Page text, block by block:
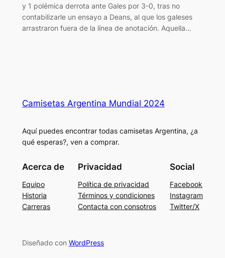
y 1 polémica derrota ante Gales por 3-0, tras no
contabilizarle un ensayo a Deans, al que los galeses
arrastraron fuera de la línea de anotación. Aquella…
Camisetas Argentina Mundial 2024
Aquí puedes encontrar todas camisetas Argentina, ¿a
qué esperas?, ven a comprar.
Acerca de
Equipo
Historia
Carreras
Privacidad
Política de privacidad
Términos y condiciones
Contacta con consotros
Social
Facebook
Instagram
Twitter/X
Diseñado con WordPress